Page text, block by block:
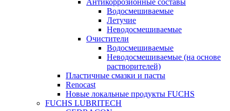
Антикоррозионные составы
Водосмешиваемые
Летучие
Неводосмешиваемые
Очистители
Водосмешиваемые
Неводосмешиваемые (на основе
растворителей)
Пластичные смазки и пасты
Renocast
Новые локальные продукты FUCHS
FUCHS LUBRITECH